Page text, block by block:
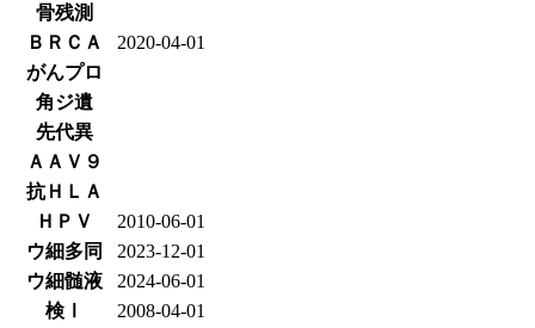
骨残測
ＢＲＣＡ
2020-04-01
がんプロ
角ジ遺
先代異
ＡＡＶ９
抗ＨＬＡ
ＨＰＶ
2010-06-01
ウ細多同
2023-12-01
ウ細髄液
2024-06-01
検Ⅰ
2008-04-01